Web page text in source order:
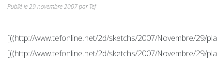
Publié le 29 novembre 2007 par Tef
[((http://www.tefonline.net/2d/sketchs/2007/Novembre/29/
[((http://www.tefonline.net/2d/sketchs/2007/Novembre/29/